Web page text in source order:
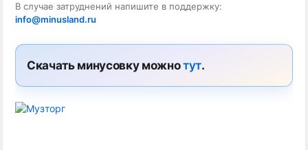
В случае затруднений напишите в поддержку:
info@minusland.ru
Скачать минусовку можнотут.